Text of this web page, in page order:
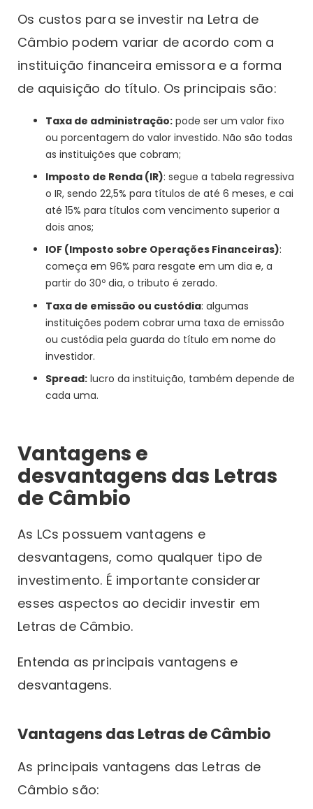
Os custos para se investir na Letra de
Câmbio podem variar de acordo com a
instituição financeira emissora e a forma
de aquisição do título. Os principais são:
Taxa de administração: pode ser um valor fixo
ou porcentagem do valor investido. Não são todas
as instituições que cobram;
Imposto de Renda (IR): segue a tabela regressiva
o IR, sendo 22,5% para títulos de até 6 meses, e cai
até 15% para títulos com vencimento superior a
dois anos;
IOF (Imposto sobre Operações Financeiras):
começa em 96% para resgate em um dia e, a
partir do 30º dia, o tributo é zerado.
Taxa de emissão ou custódia: algumas
instituições podem cobrar uma taxa de emissão
ou custódia pela guarda do título em nome do
investidor.
Spread: lucro da instituição, também depende de
cada uma.
Vantagens e
desvantagens das Letras
de Câmbio
As LCs possuem vantagens e
desvantagens, como qualquer tipo de
investimento. É importante considerar
esses aspectos ao decidir investir em
Letras de Câmbio.
Entenda as principais vantagens e
desvantagens.
Vantagens das Letras de Câmbio
As principais vantagens das Letras de
Câmbio são: